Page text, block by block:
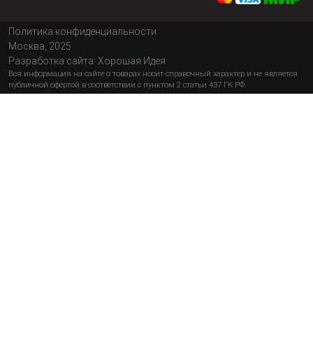
Политика конфиденциальности
Москва, 2025
Разработка сайта: Хорошая Идея
Вся информация на сайте о товарах носит справочный характер и не является
публичной офертой в соответствии с пунктом 2 статьи 437 ГК РФ.